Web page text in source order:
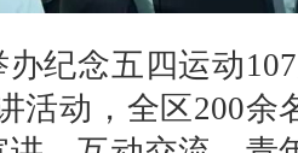
念五四运动107
活动，全区200余